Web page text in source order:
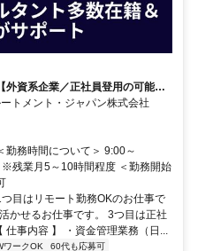
資系企業／正社員登用の可能性
】経理財務
トメント・ジャパン株式会社
勤務時間について＞ 9:00～
残業月5～10時間程度 ＜勤務開始
目はリモート勤務OKのお仕事で
かせるお仕事です。 3つ目は正社
仕事内容 】 ・資金管理業務（日...
ワークOK
60代も応募可